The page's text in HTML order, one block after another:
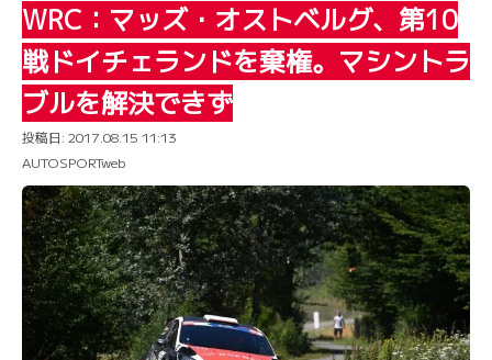
WRC：マッズ・オストベルグ、第10
戦ドイチェランドを棄権。マシントラ
ブルを解決できず
投稿日: 2017.08.15 11:13
AUTOSPORTweb